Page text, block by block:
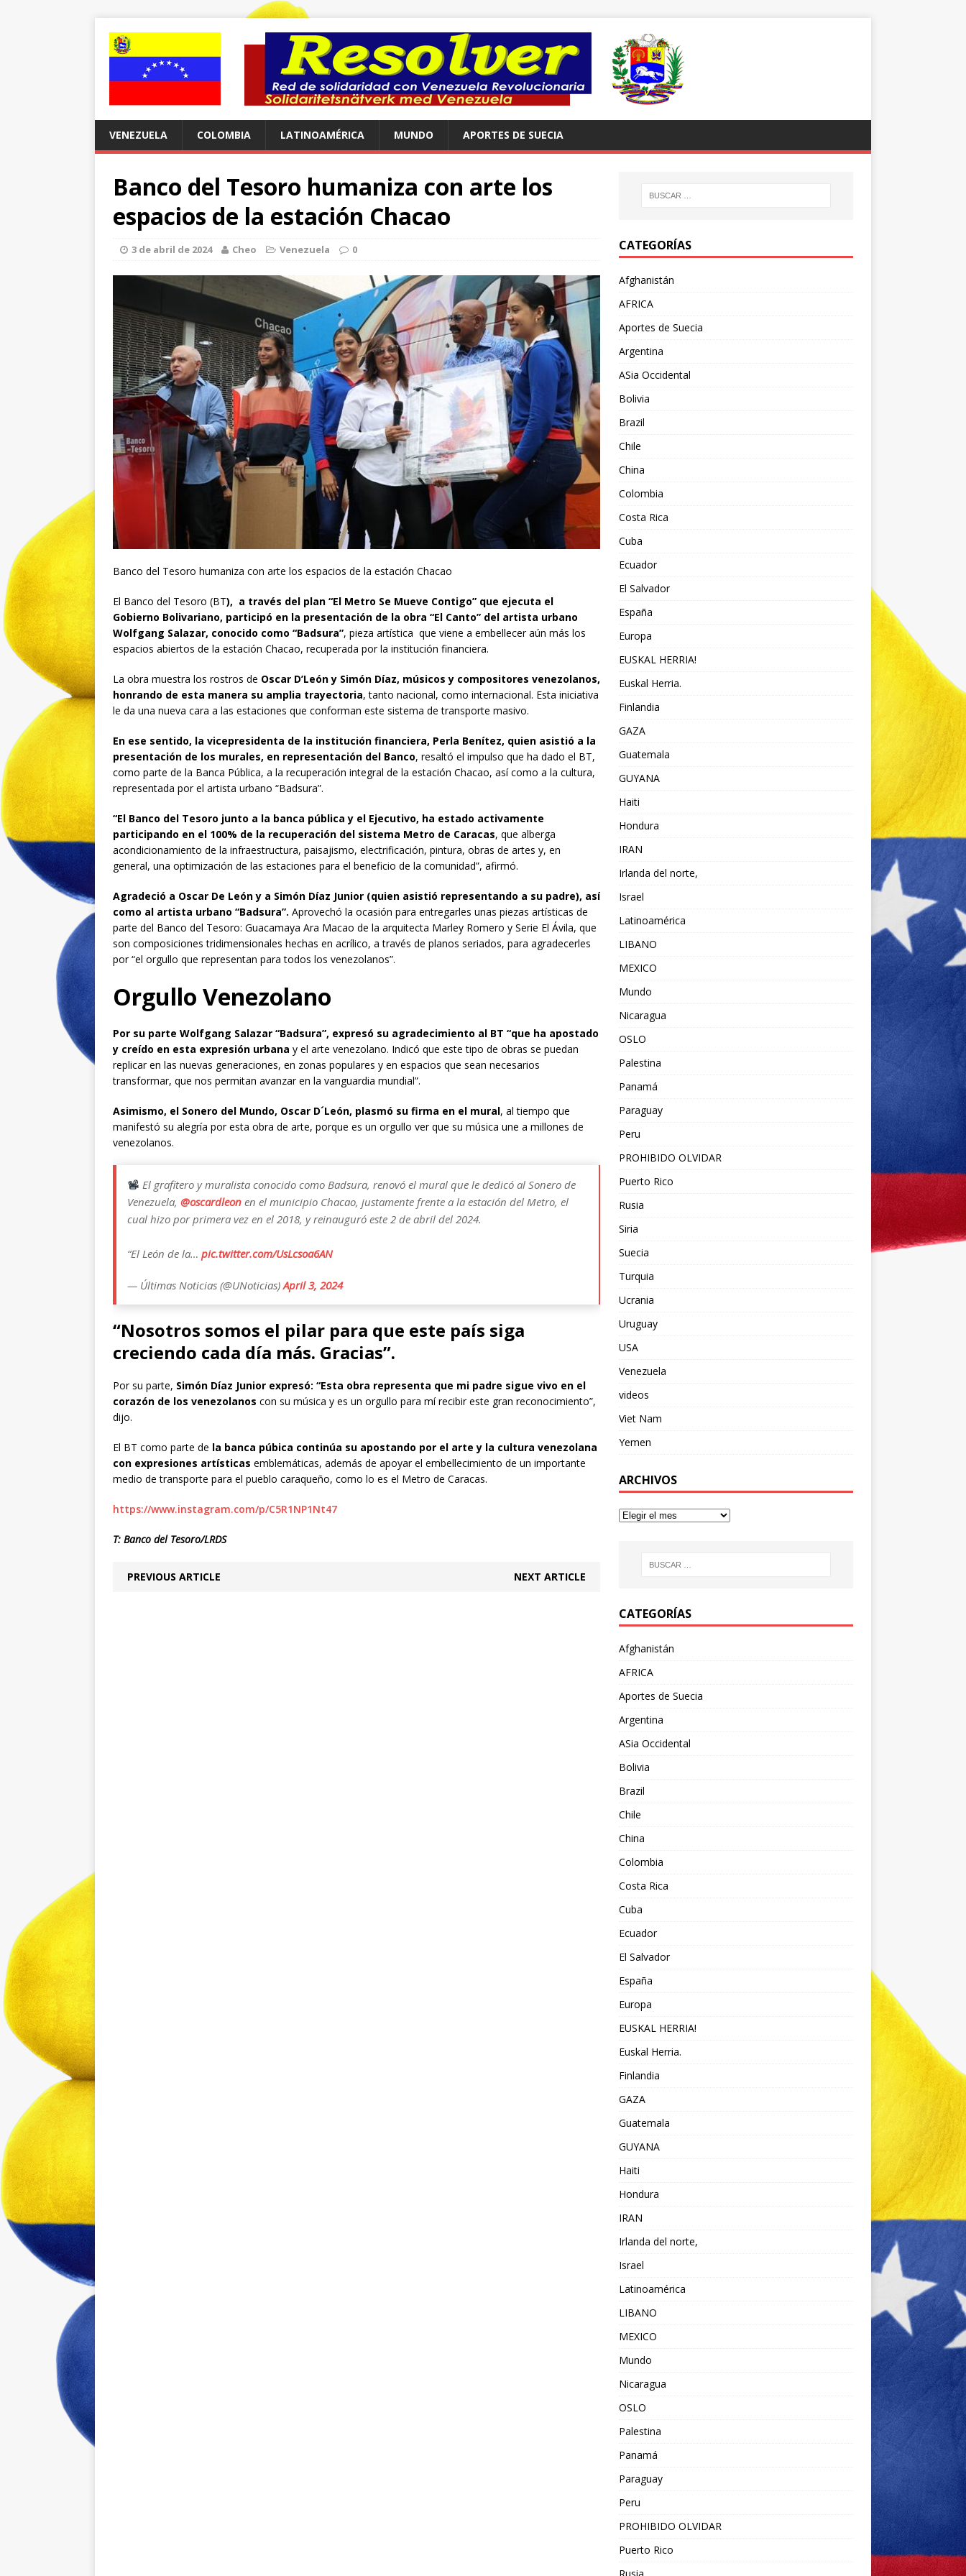
VENEZUELA COLOMBIA LATINOAMÉRICA MUNDO APORTES DE SUECIA
Banco del Tesoro humaniza con arte los
espacios de la estación Chacao
3 de abril de 2024 Cheo Venezuela 0
Banco del Tesoro humaniza con arte los espacios de la estación Chacao
El Banco del Tesoro (BT), a través del plan “El Metro Se Mueve Contigo” que ejecuta el
Gobierno Bolivariano, participó en la presentación de la obra “El Canto” del artista urbano
Wolfgang Salazar, conocido como “Badsura”, pieza artística que viene a embellecer aún más los
espacios abiertos de la estación Chacao, recuperada por la institución financiera.
La obra muestra los rostros de Oscar D’León y Simón Díaz, músicos y compositores venezolanos,
honrando de esta manera su amplia trayectoria, tanto nacional, como internacional. Esta iniciativa
le da una nueva cara a las estaciones que conforman este sistema de transporte masivo.
En ese sentido, la vicepresidenta de la institución financiera, Perla Benítez, quien asistió a la
presentación de los murales, en representación del Banco, resaltó el impulso que ha dado el BT,
como parte de la Banca Pública, a la recuperación integral de la estación Chacao, así como a la cultura,
representada por el artista urbano “Badsura”.
“El Banco del Tesoro junto a la banca pública y el Ejecutivo, ha estado activamente
participando en el 100% de la recuperación del sistema Metro de Caracas, que alberga
acondicionamiento de la infraestructura, paisajismo, electrificación, pintura, obras de artes y, en
general, una optimización de las estaciones para el beneficio de la comunidad”, afirmó.
Agradeció a Oscar De León y a Simón Díaz Junior (quien asistió representando a su padre), así
como al artista urbano “Badsura”. Aprovechó la ocasión para entregarles unas piezas artísticas de
parte del Banco del Tesoro: Guacamaya Ara Macao de la arquitecta Marley Romero y Serie El Ávila, que
son composiciones tridimensionales hechas en acrílico, a través de planos seriados, para agradecerles
por “el orgullo que representan para todos los venezolanos”.
Orgullo Venezolano
Por su parte Wolfgang Salazar “Badsura”, expresó su agradecimiento al BT “que ha apostado
y creído en esta expresión urbana y el arte venezolano. Indicó que este tipo de obras se puedan
replicar en las nuevas generaciones, en zonas populares y en espacios que sean necesarios
transformar, que nos permitan avanzar en la vanguardia mundial”.
Asimismo, el Sonero del Mundo, Oscar D´León, plasmó su firma en el mural, al tiempo que
manifestó su alegría por esta obra de arte, porque es un orgullo ver que su música une a millones de
venezolanos.
El grafitero y muralista conocido como Badsura, renovó el mural que le dedicó al Sonero de
Venezuela, @oscardleon en el municipio Chacao, justamente frente a la estación del Metro, el
cual hizo por primera vez en el 2018, y reinauguró este 2 de abril del 2024.
“El León de la… pic.twitter.com/UsLcsoa6AN
— Últimas Noticias (@UNoticias)April 3, 2024
“Nosotros somos el pilar para que este país siga
creciendo cada día más. Gracias”.
Por su parte, Simón Díaz Junior expresó: “Esta obra representa que mi padre sigue vivo en el
corazón de los venezolanos con su música y es un orgullo para mí recibir este gran reconocimiento”,
dijo.
El BT como parte de la banca púbica continúa su apostando por el arte y la cultura venezolana
con expresiones artísticas emblemáticas, además de apoyar el embellecimiento de un importante
medio de transporte para el pueblo caraqueño, como lo es el Metro de Caracas.
https://www.instagram.com/p/C5R1NP1Nt47
T: Banco del Tesoro/LRDS
PREVIOUS ARTICLE NEXT ARTICLE
CATEGORÍAS
Afghanistán
AFRICA
Aportes de Suecia
Argentina
ASia Occidental
Bolivia
Brazil
Chile
China
Colombia
Costa Rica
Cuba
Ecuador
El Salvador
España
Europa
EUSKAL HERRIA!
Euskal Herria.
Finlandia
GAZA
Guatemala
GUYANA
Haiti
Hondura
IRAN
Irlanda del norte,
Israel
Latinoamérica
LIBANO
MEXICO
Mundo
Nicaragua
OSLO
Palestina
Panamá
Paraguay
Peru
PROHIBIDO OLVIDAR
Puerto Rico
Rusia
Siria
Suecia
Turquia
Ucrania
Uruguay
USA
Venezuela
videos
Viet Nam
Yemen
ARCHIVOS
CATEGORÍAS
Afghanistán
AFRICA
Aportes de Suecia
Argentina
ASia Occidental
Bolivia
Brazil
Chile
China
Colombia
Costa Rica
Cuba
Ecuador
El Salvador
España
Europa
EUSKAL HERRIA!
Euskal Herria.
Finlandia
GAZA
Guatemala
GUYANA
Haiti
Hondura
IRAN
Irlanda del norte,
Israel
Latinoamérica
LIBANO
MEXICO
Mundo
Nicaragua
OSLO
Palestina
Panamá
Paraguay
Peru
PROHIBIDO OLVIDAR
Puerto Rico